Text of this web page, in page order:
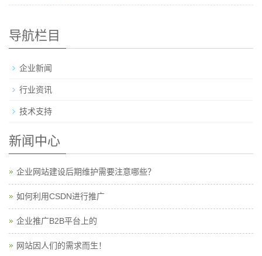
导航栏目
企业新闻
行业资讯
技术支持
新闻中心
企业网站建设后期维护需要注意哪些？
如何利用CSDN进行推广
企业推广B2B平台上的
网站因人们的需求而生！